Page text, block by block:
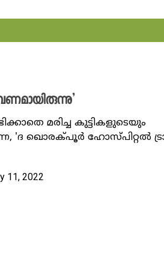
മരിച്ച കുട്ടികളുടെയും
'ദ ഖൊരക്​പൂർ ഹോസ്പിറ്റൽ
11, 2022